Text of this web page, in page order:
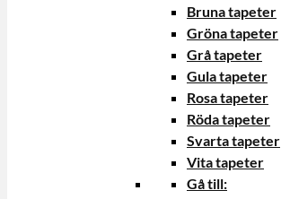
Bruna tapeter
Gröna tapeter
Grå tapeter
Gula tapeter
Rosa tapeter
Röda tapeter
Svarta tapeter
Vita tapeter
Gå till: